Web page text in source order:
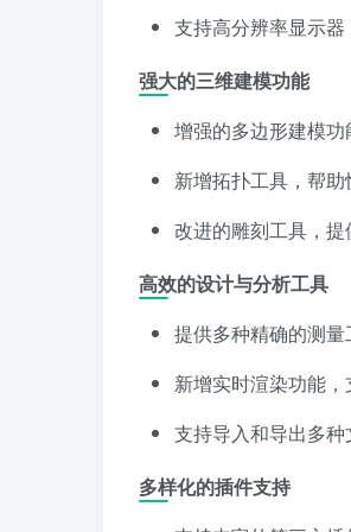
支持高分辨率显示
强大的三维建模功能
增强的多边形建模
新增拓扑工具，帮
改进的雕刻工具，
高效的设计与分析工具
提供多种精确的测
新增实时渲染功能
支持导入和导出多
多样化的插件支持